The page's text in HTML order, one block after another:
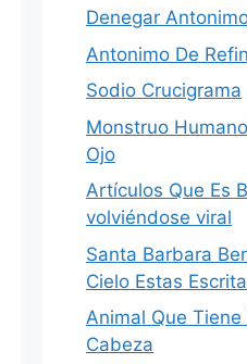
Denegar
Antonimo De
Sodio Crucigrama
Monstruo
Ojo
Artículos Que Es
volviéndose viral
Santa Barbara
Cielo Estas Escrita
Animal Que
Cabeza